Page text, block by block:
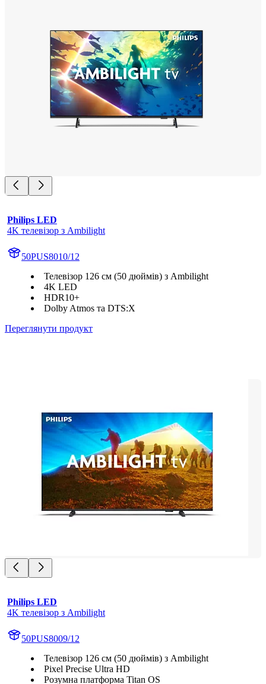
Philips LED
4K телевізор з Ambilight
50PUS8010/12
Телевізор 126 см (50 дюймів) з Ambilight
4K LED
HDR10+
Dolby Atmos та DTS:X
Переглянути продукт
Philips LED
4K телевізор з Ambilight
50PUS8009/12
Телевізор 126 см (50 дюймів) з Ambilight
Pixel Precise Ultra HD
Розумна платформа Titan OS